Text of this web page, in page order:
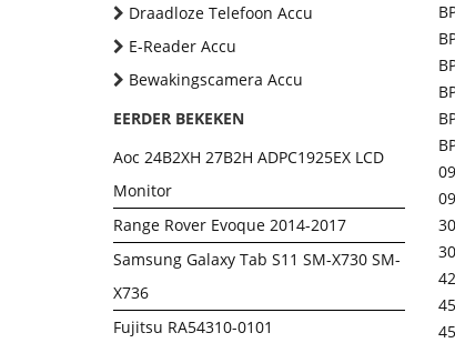
Draadloze Telefoon Accu
E-Reader Accu
Bewakingscamera Accu
EERDER BEKEKEN
Aoc 24B2XH 27B2H ADPC1925EX LCD
Monitor
Range Rover Evoque 2014-2017
Samsung Galaxy Tab S11 SM-X730 SM-
X736
Fujitsu RA54310-0101